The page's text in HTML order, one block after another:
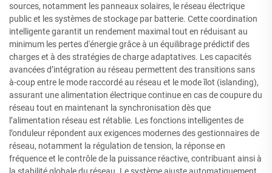
sources, notamment les panneaux solaires, le réseau électrique
public et les systèmes de stockage par batterie. Cette coordination
intelligente garantit un rendement maximal tout en réduisant au
minimum les pertes d'énergie grâce à un équilibrage prédictif des
charges et à des stratégies de charge adaptatives. Les capacités
avancées d’intégration au réseau permettent des transitions sans
à-coup entre le mode raccordé au réseau et le mode îlot (islanding),
assurant une alimentation électrique continue en cas de coupure du
réseau tout en maintenant la synchronisation dès que
l’alimentation réseau est rétablie. Les fonctions intelligentes de
l’onduleur répondent aux exigences modernes des gestionnaires de
réseau, notamment la régulation de tension, la réponse en
fréquence et le contrôle de la puissance réactive, contribuant ainsi à